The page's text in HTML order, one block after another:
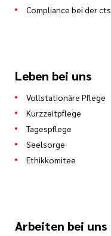
Compliance bei der cts
Leben bei uns
Vollstationäre Pflege
Kurzzeitpflege
Tagespflege
Seelsorge
Ethikkomitee
Arbeiten bei uns